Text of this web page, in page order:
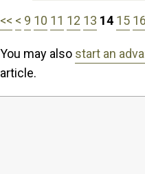
<< < 9 10 11 12 13 14 15 16
You may also start an
article.